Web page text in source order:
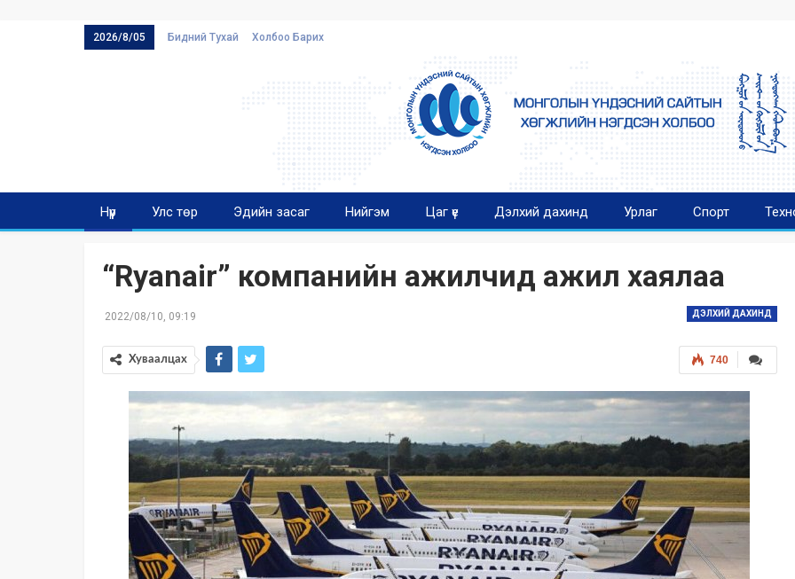
2026/8/05 Бидний Тухай Холбоо Барих
Нүүр Улс төр Эдийн засаг Нийгэм Цаг үе Дэлхий дахинд Урлаг Спорт
“Ryanair” компанийн ажилчид ажил хаялаа
ДЭЛХИЙ ДАХИНД
2022/08/10, 09:19
740
Хуваалцах